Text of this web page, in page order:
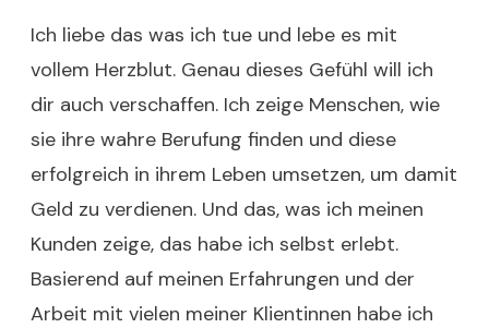
Ich liebe das was ich tue und lebe es mit
vollem Herzblut. Genau dieses Gefühl will ich
dir auch verschaffen. Ich zeige Menschen, wie
sie ihre wahre Berufung finden und diese
erfolgreich in ihrem Leben umsetzen, um damit
Geld zu verdienen. Und das, was ich meinen
Kunden zeige, das habe ich selbst erlebt.
Basierend auf meinen Erfahrungen und der
Arbeit mit vielen meiner Klientinnen habe ich